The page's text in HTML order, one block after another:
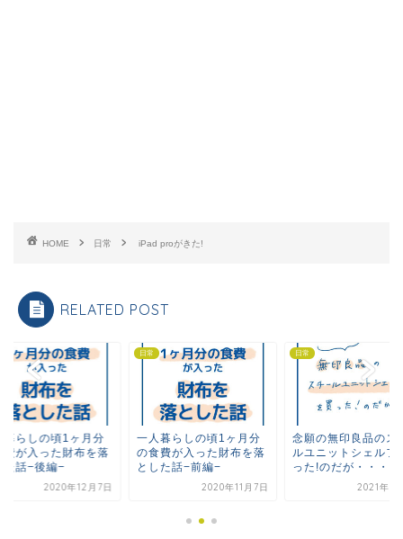
HOME 日常 iPad proがきた!
RELATED POST
暮らしの頃1ヶ月分
費が入った財布を落
た話−後編−
2020年12月7日
日常
一人暮らしの頃1ヶ月分
の食費が入った財布を落
とした話−前編−
2020年11月7日
日常
念願の無印良品のス
ルユニットシェルフ
った!のだが・・・
2021年5